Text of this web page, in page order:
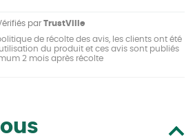
par TrustVille
de récolte des avis, les clients ont été
du produit et ces avis sont publiés
2 mois après récolte